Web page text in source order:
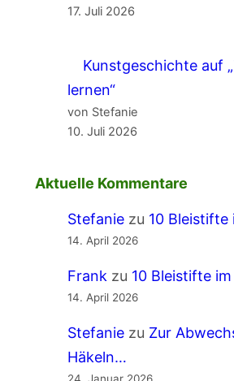
17. Juli 2026
Kunstgeschichte auf
lernen“
von Stefanie
10. Juli 2026
Aktuelle Kommentare
Stefaniezu 10 Bleistifte
14. April 2026
Frank zu 10 Bleistifte
14. April 2026
Stefaniezu Zur
Häkeln…
24. Januar 2026